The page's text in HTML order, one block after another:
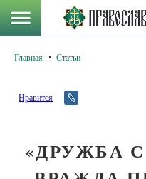
Главная Статьи
Нравится
«ДРУЖБА